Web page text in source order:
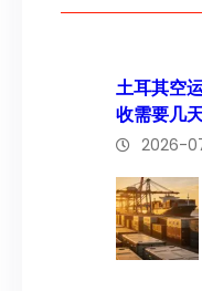
土耳其空
收需要几
2026-